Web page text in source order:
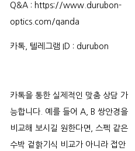
Q&A : https://www.durubon-
optics.com/qanda
카톡, 텔레그램 ID : durubon
카톡을 통한 실제적인 맞춤 상담 가
능합니다. 예를 들어 A, B 쌍안경을
비교해 보시길 원한다면, 스펙 같은
수박 겉핡기식 비교가 아니라 접안